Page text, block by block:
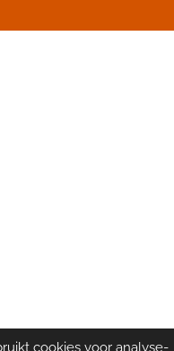
cookies voor analyse-